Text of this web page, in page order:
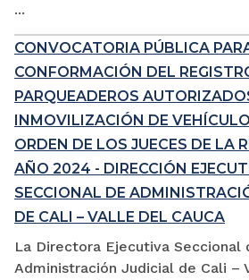
...
CONVOCATORIA PÚBLICA
CONFORMACIÓN DEL
PARQUEADEROS
INMOVILIZACIÓN DE
ORDEN DE LOS JUECES DE LA
AÑO 2024 - DIRECCIÓN
SECCIONAL DE
DE CALI – VALLE DEL CAUCA
La Directora Ejecutiva Seccional
Administración Judicial de Cali –